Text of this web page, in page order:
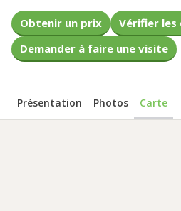
Obtenir un prix
Vérifier les
Demander à faire une visite
Présentation Photos Carte